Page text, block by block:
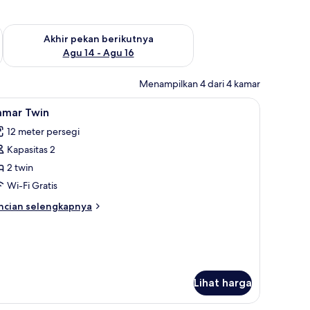
Agu 7 - Agu 9
Akhir pekan berikutnya
Agu 14 - Agu 16
Periksa ketersediaan untuk akhir pekan berikutnya Agu 14 -
Menampilkan 4 dari 4 kamar
linen Kamar Twin | Brankas, meja kerja, Wi-Fi
8 Twin
12 meter persegi
Kapasitas 2
2 twin
Wi-Fi Gratis
selengkapnya
Lihat harga